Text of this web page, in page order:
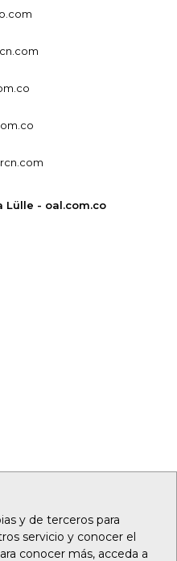
y de terceros para
servicio y conocer el
conocer más, acceda a
Lülle - oal.com.co